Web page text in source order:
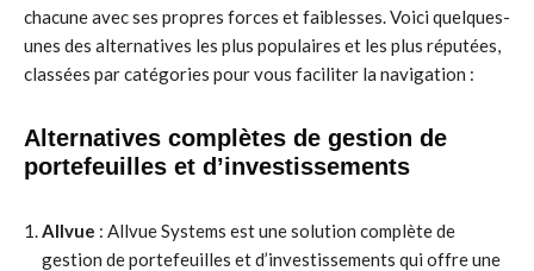
chacune avec ses propres forces et faiblesses. Voici quelques-
unes des alternatives les plus populaires et les plus réputées,
classées par catégories pour vous faciliter la navigation :
Alternatives complètes de gestion de
portefeuilles et d’investissements
Allvue : Allvue Systems est une solution complète de
gestion de portefeuilles et d’investissements qui offre une